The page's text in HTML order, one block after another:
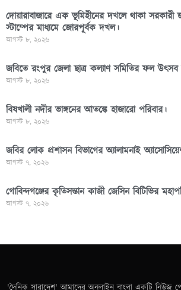
দোয়ারাবাজারে এক ভূমিহীনের দখলে থাকা সরকারী
স্টাম্পের মাধ্যমে জোরপূর্বক দখল।
আগস্ট ৮, ২০২৬
জবিতে রংপুর জেলা ছাত্র কল্যাণ সমিতির ফল উৎসব
আগস্ট ৮, ২০২৬
বিষখালী নদীর ভাঙ্গনের আতঙ্কে হাজারো পরিবার।
আগস্ট ৮, ২০২৬
জবির লোক প্রশাসন বিভাগের অ্যালামনাই
আগস্ট ৭, ২০২৬
গোবিন্দগঞ্জের কৃতিসন্তান কাজী জেসিন বিটিভির
আগস্ট ৭, ২০২৬